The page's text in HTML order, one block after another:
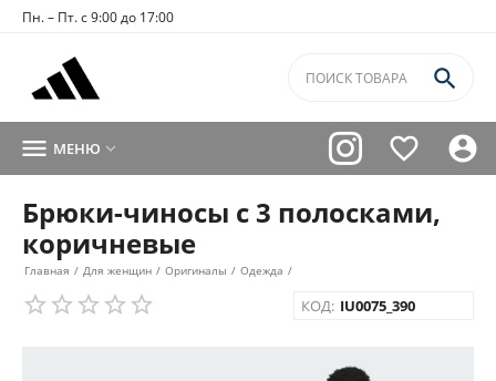
Пн. – Пт. с 9:00 до 17:00



 МЕНЮ 
Брюки-чиносы с 3 полосками,
коричневые
Главная / Для женщин / Оригиналы / Одежда /
КОД: IU0075_390